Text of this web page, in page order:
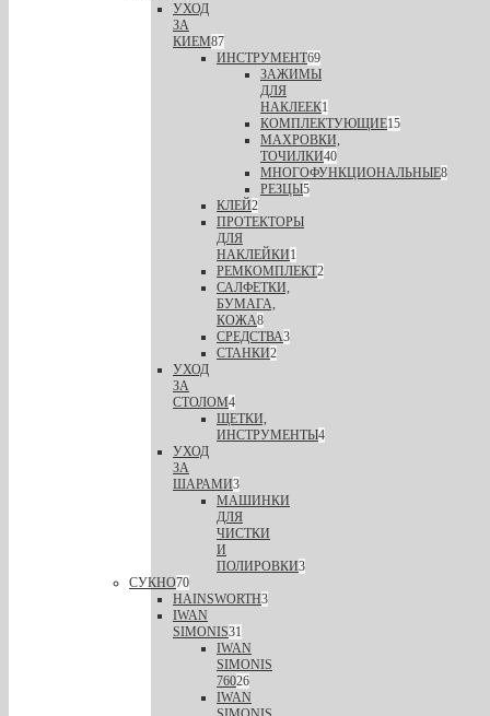
УХОД
ЗА
КИЕМ87
ИНСТРУМЕНТ69
ЗАЖИМЫ
ДЛЯ
НАКЛЕЕК1
КОМПЛЕКТУЮЩИЕ15
МАХРОВКИ,
ТОЧИЛКИ40
МНОГОФУНКЦИОНАЛЬНЫЕ8
РЕЗЦЫ5
КЛЕЙ2
ПРОТЕКТОРЫ
ДЛЯ
НАКЛЕЙКИ1
РЕМКОМПЛЕКТ2
САЛФЕТКИ,
БУМАГА,
КОЖА8
СРЕДСТВА3
СТАНКИ2
УХОД
ЗА
СТОЛОМ4
ЩЕТКИ,
ИНСТРУМЕНТЫ4
УХОД
ЗА
ШАРАМИ3
МАШИНКИ
ДЛЯ
ЧИСТКИ
И
ПОЛИРОВКИ3
СУКНО70
HAINSWORTH3
IWAN
SIMONIS31
IWAN
SIMONIS
76026
IWAN